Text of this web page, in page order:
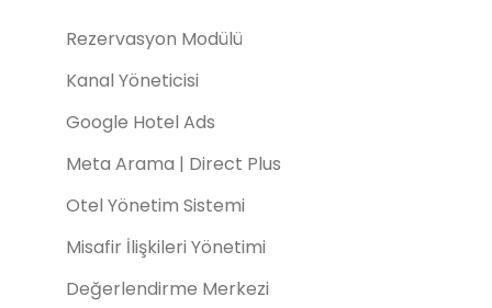
Rezervasyon Modülü
Kanal Yöneticisi
Google Hotel Ads
Meta Arama | Direct Plus
Otel Yönetim Sistemi
Misafir İlişkileri Yönetimi
Değerlendirme Merkezi